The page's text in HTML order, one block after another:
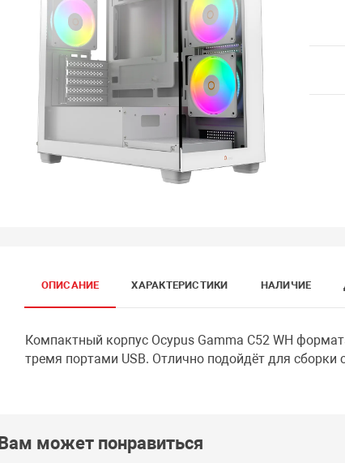
ОПИСАНИЕ ХАРАКТЕРИСТИКИ НАЛИЧИЕ
Компактный корпус Ocypus Gamma C52 WH
тремя портами USB. Отлично подойдёт для сборки
Вам может понравиться